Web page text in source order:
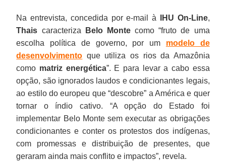
Na entrevista, concedida por e-mail à IHU On-Line,
Thais caracteriza Belo Montecomo “fruto de uma
escolha política de governo, por um modelo de
desenvolvimento que utiliza os rios da Amazônia
como matriz energética”. E para levar a cabo essa
opção, são ignorados laudos e condicionantes legais,
ao estilo do europeu que “descobre” a América e quer
tornar o índio cativo. “A opção do Estado foi
implementar Belo Monte sem executar as obrigações
condicionantes e conter os protestos dos indígenas,
com promessas e distribuição de presentes, que
geraram ainda mais conflito e impactos”, revela.